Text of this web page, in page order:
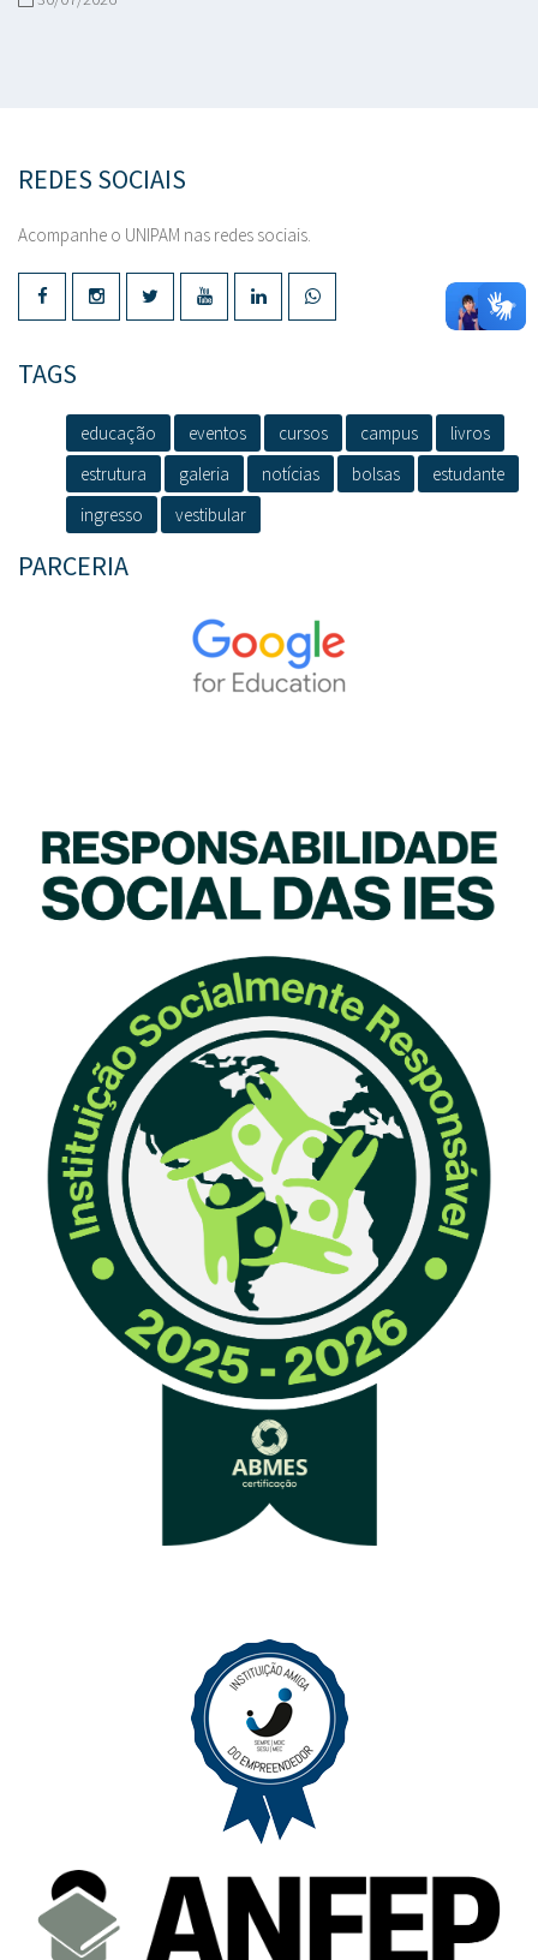
REDES SOCIAIS
Acompanhe o UNIPAM nas redes sociais.
TAGS
educação eventos cursos campus
livros
estrutura
galeria notícias bolsas
estudante
ingresso
vestibular
PARCERIA